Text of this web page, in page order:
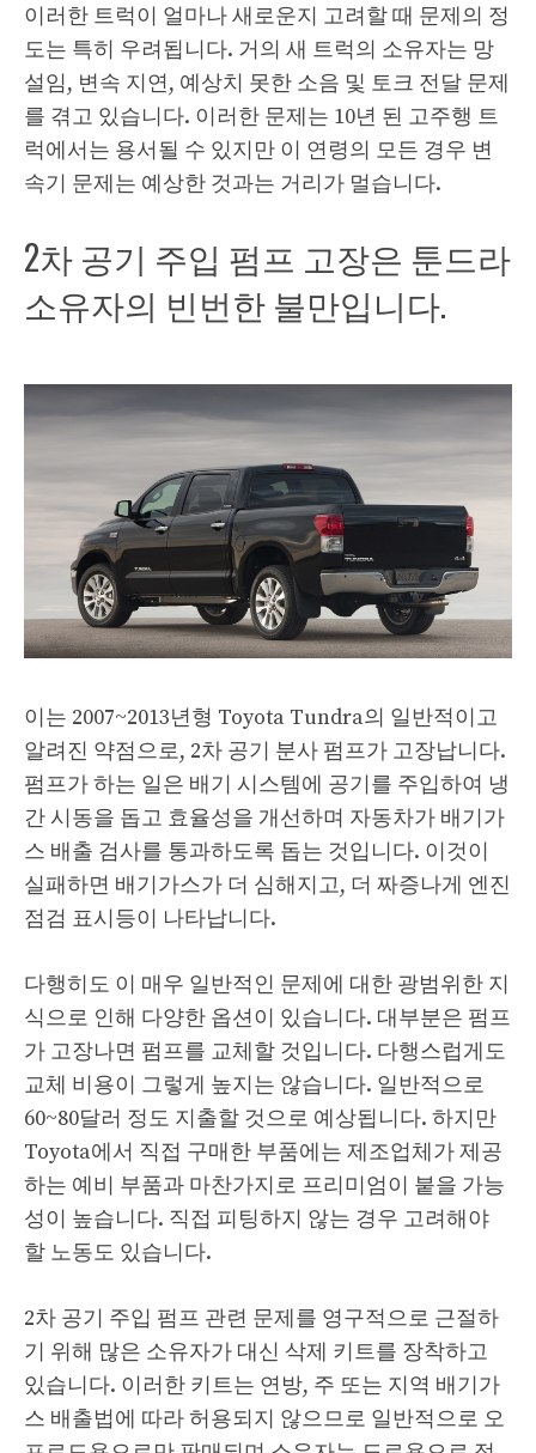
이러한 트럭이 얼마나 새로운지 고려할 때 문제의 정
도는 특히 우려됩니다. 거의 새 트럭의 소유자는 망
설임, 변속 지연, 예상치 못한 소음 및 토크 전달 문제
를 겪고 있습니다. 이러한 문제는 10년 된 고주행 트
럭에서는 용서될 수 있지만 이 연령의 모든 경우 변
속기 문제는 예상한 것과는 거리가 멀습니다.
2차 공기 주입 펌프 고장은 툰드라
소유자의 빈번한 불만입니다.
이는 2007~2013년형 Toyota Tundra의 일반적이고
알려진 약점으로, 2차 공기 분사 펌프가 고장납니다.
펌프가 하는 일은 배기 시스템에 공기를 주입하여 냉
간 시동을 돕고 효율성을 개선하며 자동차가 배기가
스 배출 검사를 통과하도록 돕는 것입니다. 이것이
실패하면 배기가스가 더 심해지고, 더 짜증나게 엔진
점검 표시등이 나타납니다.
다행히도 이 매우 일반적인 문제에 대한 광범위한 지
식으로 인해 다양한 옵션이 있습니다. 대부분은 펌프
가 고장나면 펌프를 교체할 것입니다. 다행스럽게도
교체 비용이 그렇게 높지는 않습니다. 일반적으로
60~80달러 정도 지출할 것으로 예상됩니다. 하지만
Toyota에서 직접 구매한 부품에는 제조업체가 제공
하는 예비 부품과 마찬가지로 프리미엄이 붙을 가능
성이 높습니다. 직접 피팅하지 않는 경우 고려해야
할 노동도 있습니다.
2차 공기 주입 펌프 관련 문제를 영구적으로 근절하
기 위해 많은 소유자가 대신 삭제 키트를 장착하고
있습니다. 이러한 키트는 연방, 주 또는 지역 배기가
스 배출법에 따라 허용되지 않으므로 일반적으로 오